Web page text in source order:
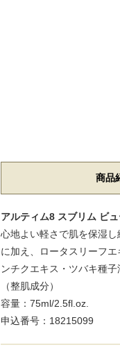
商品
アルティム8 スブリム ビ
心地よい軽さで肌を保湿
に加え、ロータスリーフ
ンチクエキス・ツバキ種
（整肌成分）
容量：75ml/2.5fl.oz.
申込番号：18215099